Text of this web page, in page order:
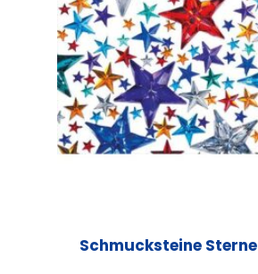
Schmucksteine Sterne